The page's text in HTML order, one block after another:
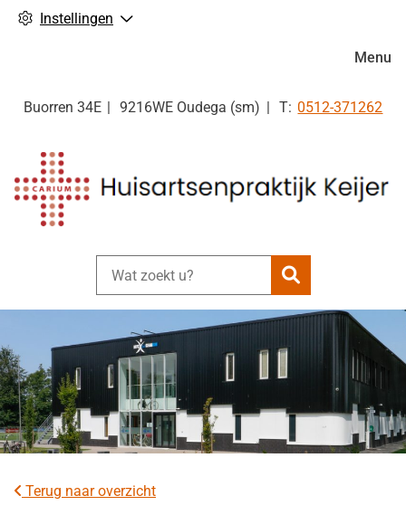
Instellingen
Buorren 34E 9216WE Oudega (sm) Tel:
0512-371262
Zoeken
Menu
Terug naar overzicht